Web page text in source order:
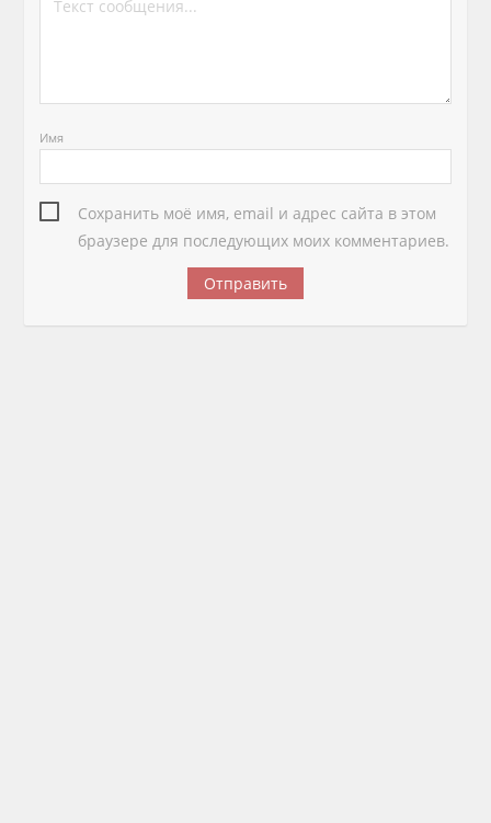
Имя
Сохранить моё имя, email и адрес сайта в этом
браузере для последующих моих комментариев.